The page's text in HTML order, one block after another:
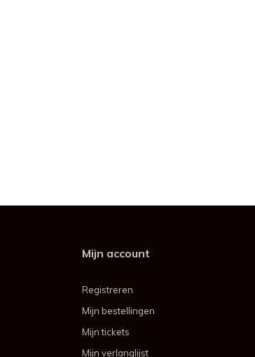
Mijn account
Registreren
Mijn bestellingen
Mijn tickets
Mijn verlanglijst